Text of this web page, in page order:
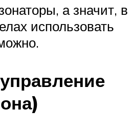
а значит, в
использовать